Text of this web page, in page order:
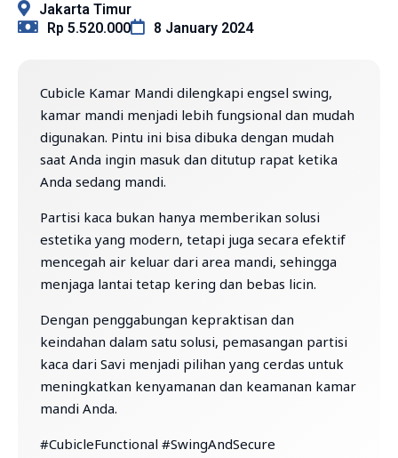
Jakarta Timur
Rp 5.520.000
8 January 2024
Cubicle Kamar Mandi dilengkapi engsel swing,
kamar mandi menjadi lebih fungsional dan mudah
digunakan. Pintu ini bisa dibuka dengan mudah
saat Anda ingin masuk dan ditutup rapat ketika
Anda sedang mandi.
Partisi kaca bukan hanya memberikan solusi
estetika yang modern, tetapi juga secara efektif
mencegah air keluar dari area mandi, sehingga
menjaga lantai tetap kering dan bebas licin.
Dengan penggabungan kepraktisan dan
keindahan dalam satu solusi, pemasangan partisi
kaca dari Savi menjadi pilihan yang cerdas untuk
meningkatkan kenyamanan dan keamanan kamar
mandi Anda.
#CubicleFunctional #SwingAndSecure